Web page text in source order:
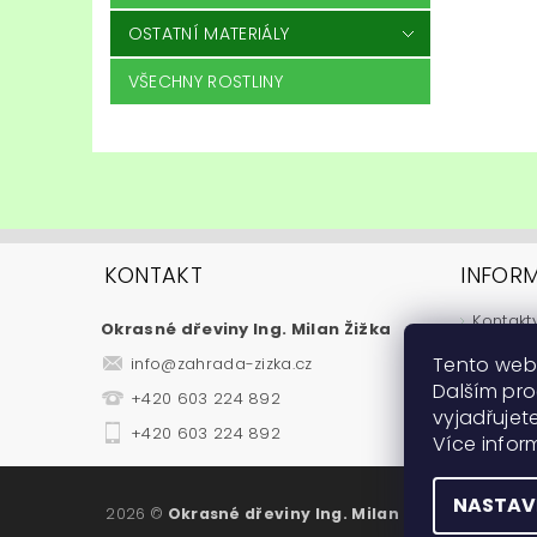
OSTATNÍ MATERIÁLY
VŠECHNY ROSTLINY
KONTAKT
Okrasné dřeviny Ing. Milan Žižka
info@zahrada-zizka.cz
+420 603 224 892
+420 603 224 892
2026 © Okrasné dřeviny Ing. Milan Žižka , všechna
Tento
Dalším
Více